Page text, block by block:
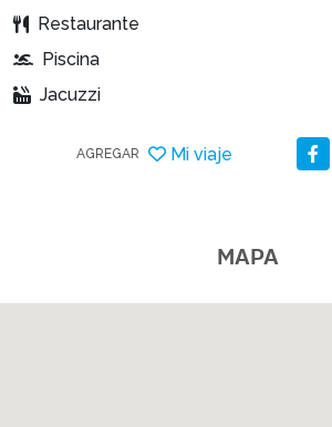
Restaurante
Piscina
Jacuzzi
AGREGAR Mi viaje
MAPA